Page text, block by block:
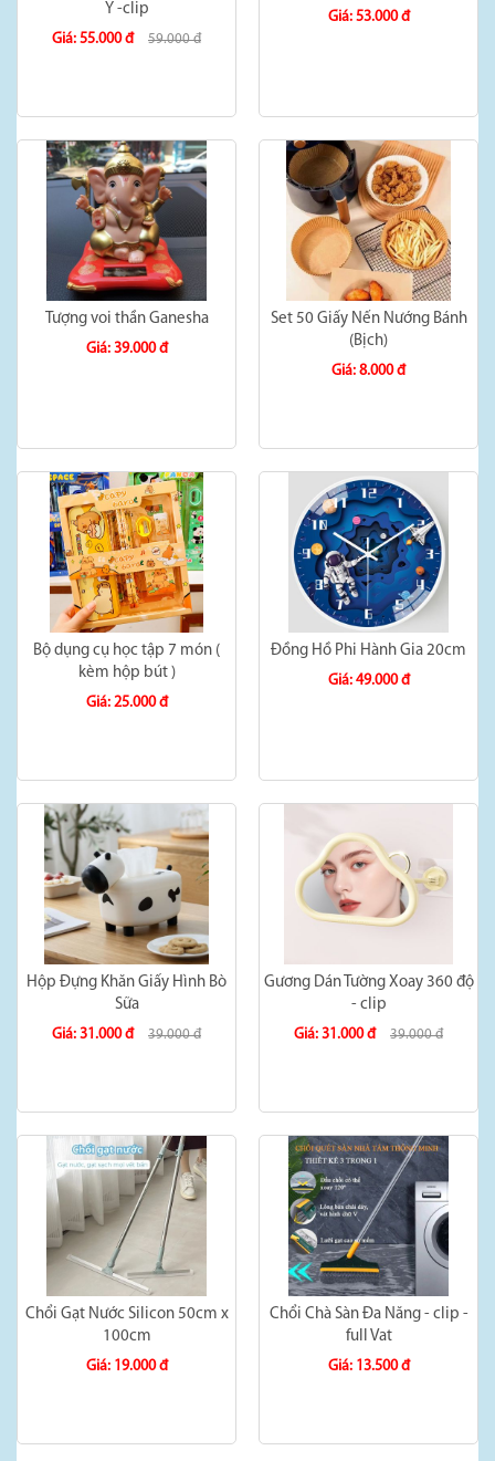
Ý -clip
Giá: 55.000 đ
59.000 đ
Giá: 53.000 đ
Tượng voi thần Ganesha
Giá: 39.000 đ
Set 50 Giấy Nến Nướng Bánh
(Bịch)
Giá: 8.000 đ
Bộ dụng cụ học tập 7 món (
kèm hộp bút )
Giá: 25.000 đ
Đồng Hồ Phi Hành Gia 20cm
Giá: 49.000 đ
Hộp Đựng Khăn Giấy Hình Bò
Sữa
Giá: 31.000 đ
39.000 đ
Gương Dán Tường Xoay 360 độ
- clip
Giá: 31.000 đ
39.000 đ
Chổi Gạt Nước Silicon 50cm x
100cm
Giá: 19.000 đ
Chổi Chà Sàn Đa Năng - clip -
full Vat
Giá: 13.500 đ